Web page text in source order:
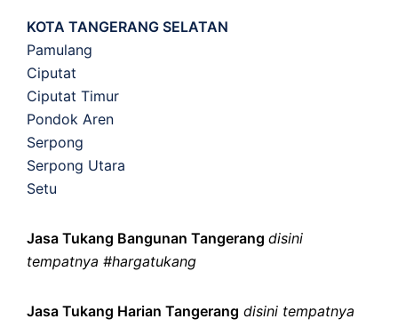
KOTA TANGERANG SELATAN
Pamulang
Ciputat
Ciputat Timur
Pondok Aren
Serpong
Serpong Utara
Setu
Jasa Tukang Bangunan Tangerang disini
tempatnya #hargatukang
Jasa Tukang Harian Tangerang disini tempatnya